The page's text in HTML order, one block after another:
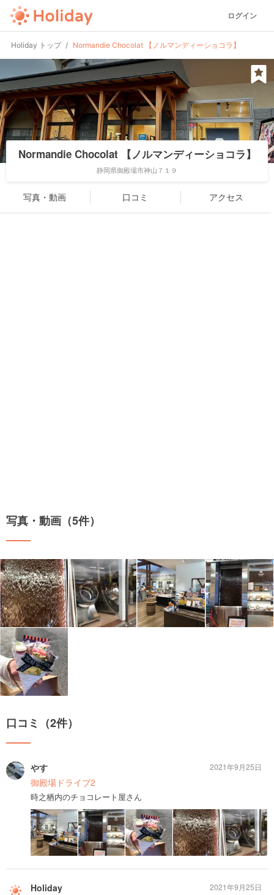
ログイン
Holiday トップ Normandie Chocolat 【ノルマンディーショコラ】
Normandie Chocolat 【ノルマンディーショコラ】
静岡県御殿場市神山７１９
写真・動画 口コミ アクセス
写真・動画（5件）
口コミ（2件）
やす
御殿場ドライブ2
時之栖内のチョコレート屋さん
2021年9月25日
Holiday 2021年9月25日